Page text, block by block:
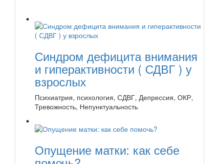
Синдром дефицита внимания
и гиперактивности ( СДВГ ) у
взрослых
Психиатрия, психология, СДВГ, Депрессия, ОКР,
Тревожность, Непунктуальность
Опущение матки: как себе